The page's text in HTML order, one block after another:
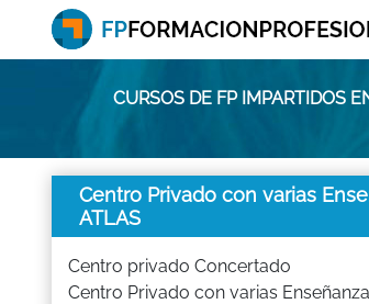
CURSOS DE FP IMPARTIDOS
Centro Privado con varias
ATLAS
Centro privado Concertado
Centro Privado con varias